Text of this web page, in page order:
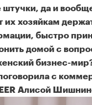
да и
их хозяйкам
быстро
домой с
бизнес-
с
Алисой